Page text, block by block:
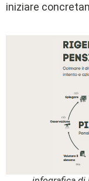
iniziare